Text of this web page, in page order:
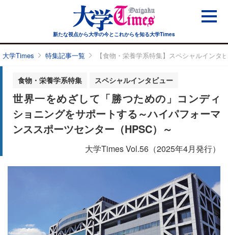
新たな視点から大学の今とこれからを知る大学Times
大学Times 特集記事一覧 【食物・栄養学系特集】スペシャルイン
食物・栄養学系特集 スペシャルインタビュー
世界一をめざして「勝つための」コンディ
ショニングをサポートする～ハイパフォーマ
ンススポーツセンター（HPSC）～
大学Times Vol.56（2025年4月発行）